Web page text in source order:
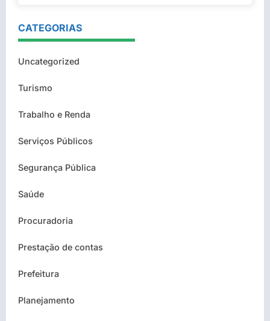
CATEGORIAS
Uncategorized
Turismo
Trabalho e Renda
Serviços Públicos
Segurança Pública
Saúde
Procuradoria
Prestação de contas
Prefeitura
Planejamento